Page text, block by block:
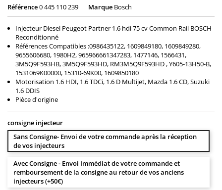
Référence0 445 110 239 Marque Bosch
Injecteur Diesel Peugeot Partner 1.6 hdi 75 cv Common Rail BOSCH
Reconditionné
Références Compatibles :0986435122, 1609849180, 1609849280,
9655606680, 1980H2, 965966661347283, 1477146, 1566431,
3M5Q9F593HB, 3M5Q9F593HD, RM3M5Q9F593HD , Y605-13H50-B,
1531069K00000, 15310-69K00, 1609850180
Motorisation 1.6 HDI, 1.6 TDCi, 1.6 D Multijet, Mazda 1.6 CD, Suzuki
1.6 DDIS
Pièce d'origine
consigne injecteur
Sans Consigne- Envoi de votre commande après la réception
de vos injecteurs
Avec Consigne - Envoi Immédiat de votre commande et
remboursement de la consigne au retour de vos anciens
injecteurs (+50€)